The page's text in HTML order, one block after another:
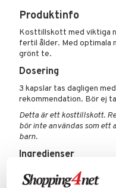
Produktinfo
Kosttillskott med viktiga
fertil ålder. Med optimala
grönt te.
Dosering
3 kapslar tas dagligen
rekommendation. Bör ej
Detta är ett kosttillskott.
bör inte användas som ett
barn.
Ingredienser
Magnesiumcitrat, C-